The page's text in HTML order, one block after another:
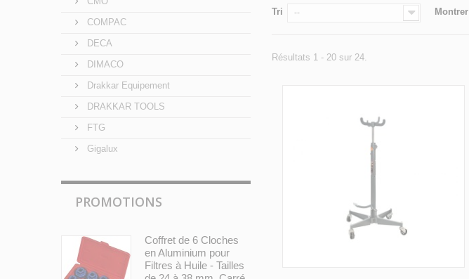
COMPAC
DECA
DIMACO
Drakkar Equipement
DRAKKAR TOOLS
FTG
Gigalux
PROMOTIONS
Coffret de 6 Cloches
en Aluminium pour
Filtres à Huile - Tailles
Tri -- Montrer
Résultats 1 - 20 sur 24.